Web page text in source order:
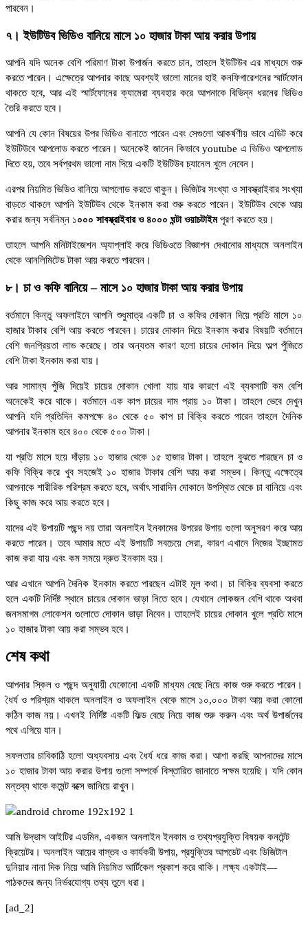
পারবেন।
৭। ইউটিউব ভিডিও বানিয়ে মাসে ১০ হাজার টাকা আয় করার উপায়
আপনি যদি অনেক বেশি পরিমাণ টাকা উপার্জন করতে চান, তাহলে ইউটিউব এর মাধ্যমে শুরু
করতে পারেন। এক্ষেত্রে আপনার কাছে অবশ্যই ভালো মানের হাই কনফিগারেশনের স্মার্টফোন
থাকতে হবে, আর এই স্মার্টফোনের ক্যামেরা ব্যবহার করে আপনাকে বিভিন্ন ধরনের ভিডিও
তৈরি করতে হবে।
আপনি যে কোন বিষয়ের উপর ভিডিও বানাতে পারেন এবং সেগুলো আকর্ষণীয় ভাবে এডিট করে
ইউটিউবে আপলোড করতে পারেন। অনেকেই জানেন কিভাবে youtube এ ভিডিও আপলোড
দিতে হয়, তবে সর্বপ্রথম ভালো নাম দিয়ে একটি ইউটিউব চ্যানেল খুলে নেবেন।
এরপর নিয়মিত ভিডিও বানিয়ে আপলোড করতে থাকুন। ভিজিটর সংখ্যা ও সাবস্ক্রাইবার সংখ্যা
বাড়তে থাকলে আপনি ইউটিউব থেকে ইনকাম করা শুরু করতে পারেন। ইউটিউব থেকে আয়
করার জন্য সর্বনিম্ন ১০০০ সাবস্ক্রাইবার ও ৪০০০ ঘন্টা ওয়াচটাইমপূরণ করতে হয়।
তাহলে আপনি মনিটাইজেশন অ্যাপ্লাই করে ভিডিওতে বিজ্ঞাপন দেখানোর মাধ্যমে অনলাইন
থেকে আনলিমিটেড টাকা আয় করতে পারবেন।
৮। চা ও কফি বানিয়ে – মাসে ১০ হাজার টাকা আয় করার উপায়
বর্তমানে কিন্তু অফলাইনে আপনি শুধুমাত্র একটি চা ও কফির দোকান দিয়ে প্রতি মাসে ১০
হাজার টাকার বেশি আয় করতে পারবেন। চায়ের দোকান দিয়ে ইনকাম করার বিষয়টি বর্তমানে
বেশি জনপ্রিয়তা লাভ করেছে। তার অন্যতম কারণ হলো চায়ের দোকান দিয়ে অল্প পুঁজিতে
বেশি টাকা ইনকাম করা যায়।
আর সামান্য পুঁজি দিয়েই চায়ের দোকান খোলা যায় যার কারণে এই ব্যবসাটি কম বেশি
অনেকেই করে থাকে। বর্তমানে এক কাপ চায়ের দাম প্রায় ১০ টাকা। তাহলে ভেবে দেখুন
আপনি যদি প্রতিদিন কমপক্ষে ৪০ থেকে ৫০ কাপ চা বিক্রি করতে পারেন তাহলে দৈনিক
আপনার ইনকাম হবে ৪০০ থেকে ৫০০ টাকা।
যা প্রতি মাসে হয়ে দাঁড়ায় ১০ হাজার থেকে ১৫ হাজার টাকা। তাহলে বুঝতে পারছেন চা ও
কফি বিক্রি করে খুব সহজেই ১০ হাজার টাকার বেশি আয় করা সম্ভব। কিন্তু এক্ষেত্রে
আপনাকে শারীরিক পরিশ্রম করতে হবে, অর্থাৎ সারাদিন দোকানে উপস্থিত থেকে চা বানিয়ে এবং
কিছু কাজ করে আয় করতে হবে।
যাদের এই উপায়টি পছন্দ নয় তারা অনলাইন ইনকামের উপরের উপায় গুলো অনুসরণ করে আয়
করতে পারেন। তবে আমার মতে এই উপায়টি সবচেয়ে সেরা, কারণ এখানে নিজের ইচ্ছামত
কাজ করা যায় এবং কম সময়ে দ্রুত ইনকাম হয়।
আর এখানে আপনি দৈনিক ইনকাম করতে পারছেন এটাই মূল কথা। চা বিক্রি ব্যবসা করতে
হলে একটি নির্দিষ্ট স্থানে চায়ের দোকান ভাড়া নিতে হবে। যেখানে লোকজন বেশি থাকে অথবা
জনসমাগম লোকেশন গুলোতে দোকান ভাড়া নিবেন। তাহলেই চায়ের দোকান খুলে প্রতি মাসে
১০ হাজার টাকা আয় করা সম্ভব হবে।
শেষ কথা
আপনার স্কিল ও পছন্দ অনুযায়ী যেকোনো একটি মাধ্যম বেছে নিয়ে কাজ শুরু করতে পারেন।
ধৈর্য ও পরিশ্রম থাকলে অনলাইন ও অফলাইন থেকে মাসে ১০,০০০ টাকা আয় করা কোনো
কঠিন কাজ নয়। এখনই নির্দিষ্ট একটি ফিল্ড বেছে নিয়ে কাজ শুরু করুন এবং অর্থ উপার্জনের
পথে এগিয়ে যান।
সফলতার চাবিকাঠি হলো অধ্যবসায় এবং ধৈর্য ধরে কাজ করা। আশা করছি আপনাদের মাসে
১০ হাজার টাকা আয় করার উপায় গুলো সম্পর্কে বিস্তারিত জানাতে সক্ষম হয়েছি। যদি কোন
মন্তব্য থাকে কমেন্ট বক্সে জানিয়ে রাখুন।
আমি উদ্ভাস আইটির এডমিন, একজন অনলাইন ইনকাম ও তথ্যপ্রযুক্তি বিষয়ক কনটেন্ট
ক্রিয়েটর। অনলাইন আয়ের বাস্তব ও কার্যকরী উপায়, প্রযুক্তির আপডেট এবং ডিজিটাল
দুনিয়ার নানা দিক নিয়ে আমি নিয়মিত আর্টিকেল প্রকাশ করে থাকি। লক্ষ্য একটাই—
পাঠকদের জন্য নির্ভরযোগ্য তথ্য তুলে ধরা।
[ad_2]